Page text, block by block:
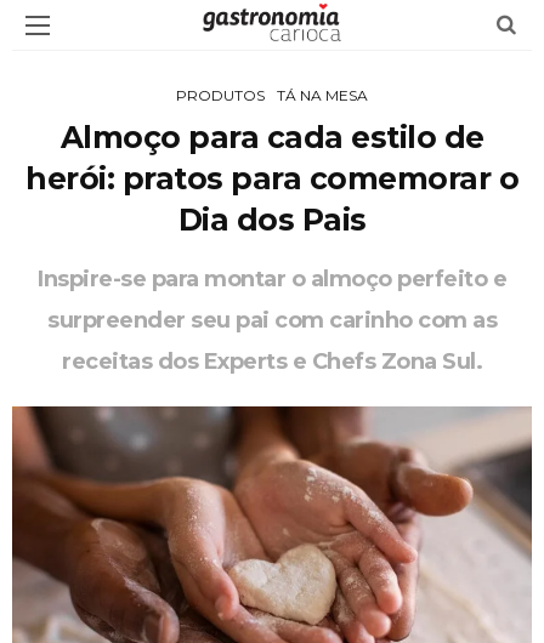
PRODUTOS TÁ NA MESA
Almoço para cada estilo de
herói: pratos para comemorar o
Dia dos Pais
Inspire-se para montar o almoço perfeito e
surpreender seu pai com carinho com as
receitas dos Experts e Chefs Zona Sul.